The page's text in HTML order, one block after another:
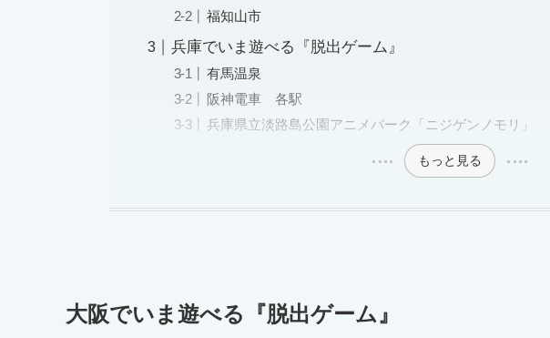
福知山市
兵庫でいま遊べる『脱出ゲーム』
有馬温泉
阪神電車 各駅
兵庫県立淡路島公園アニメパーク「ニジゲンノモリ」
もっと見る
大阪でいま遊べる『脱出ゲーム』